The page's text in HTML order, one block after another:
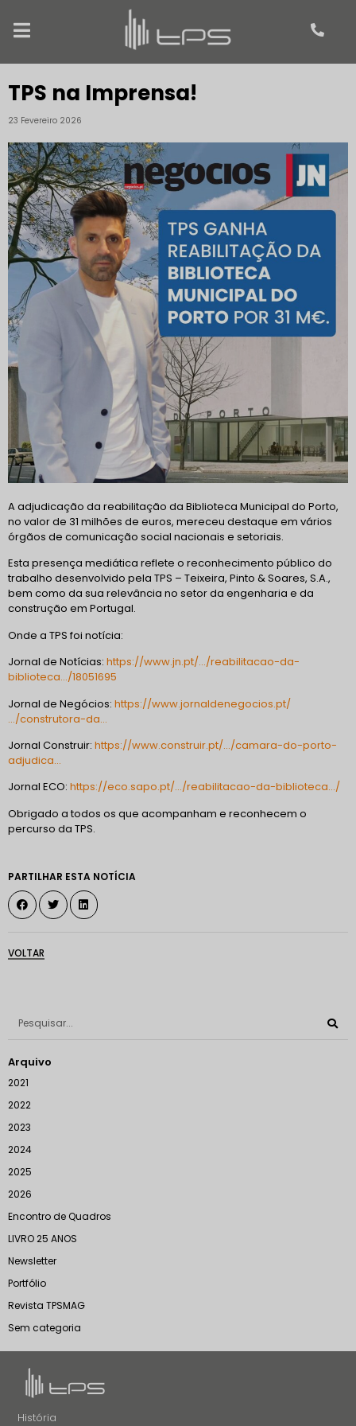
TPS na Imprensa!
23 Fevereiro 2026
A adjudicação da reabilitação da Biblioteca Municipal do Porto,
no valor de 31 milhões de euros, mereceu destaque em vários
órgãos de comunicação social nacionais e setoriais.
Esta presença mediática reflete o reconhecimento público do
trabalho desenvolvido pela TPS – Teixeira, Pinto & Soares, S.A.,
bem como da sua relevância no setor da engenharia e da
construção em Portugal.
Onde a TPS foi notícia:
Jornal de Notícias: https://www.jn.pt/…/reabilitacao-da-
biblioteca…/18051695
Jornal de Negócios: https://www.jornaldenegocios.pt/
…/construtora-da…
Jornal Construir: https://www.construir.pt/…/camara-do-porto-
adjudica…
Jornal ECO: https://eco.sapo.pt/…/reabilitacao-da-biblioteca…/
Obrigado a todos os que acompanham e reconhecem o
percurso da TPS.
PARTILHAR ESTA NOTÍCIA
VOLTAR
Arquivo
2021
2022
2023
2024
2025
2026
Encontro de Quadros
LIVRO 25 ANOS
Newsletter
Portfólio
Revista TPSMAG
Sem categoria
História